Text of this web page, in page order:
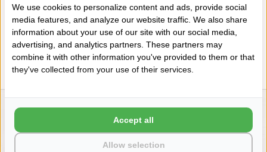
VASCO CANYON (578), 630
GRAM PER M²
€88,00
VRAGEN? BEL DAN
+31 (0) 575 511817
We use cookies to personalize content and ads, provide social
media features, and analyze our website traffic. We also share
information about your use of our site with our social media,
advertising, and analytics partners. These partners may
combine it with other information you've provided to them or that
they've collected from your use of their services.
Allow selection
Accept all